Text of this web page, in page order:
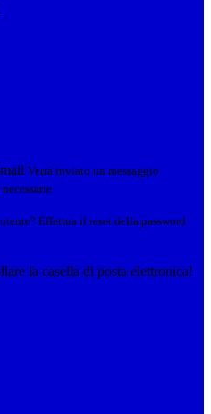
Verrà inviato un messaggio
Effettua il reset della password
la casella di posta elettronica!